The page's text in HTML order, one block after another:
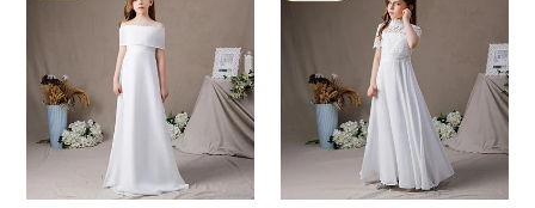
ans
au
14
ans
ans
14
ans